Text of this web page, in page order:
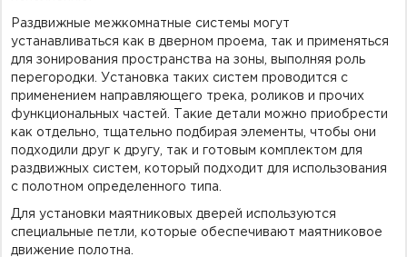
Раздвижные межкомнатные системы могут
устанавливаться как в дверном проема, так и применяться
для зонирования пространства на зоны, выполняя роль
перегородки. Установка таких систем проводится с
применением направляющего трека, роликов и прочих
функциональных частей. Такие детали можно приобрести
как отдельно, тщательно подбирая элементы, чтобы они
подходили друг к другу, так и готовым комплектом для
раздвижных систем, который подходит для использования
с полотном определенного типа.
Для установки маятниковых дверей используются
специальные петли, которые обеспечивают маятниковое
движение полотна.